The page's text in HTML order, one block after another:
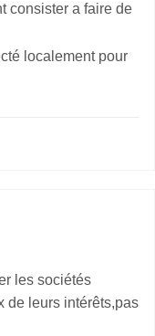
consister a faire de
localement pour
les sociétés
de leurs intérêts,pas